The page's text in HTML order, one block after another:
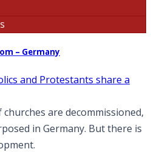
– Germany
and Protestants share a
churches are decommissioned,
in Germany. But there is